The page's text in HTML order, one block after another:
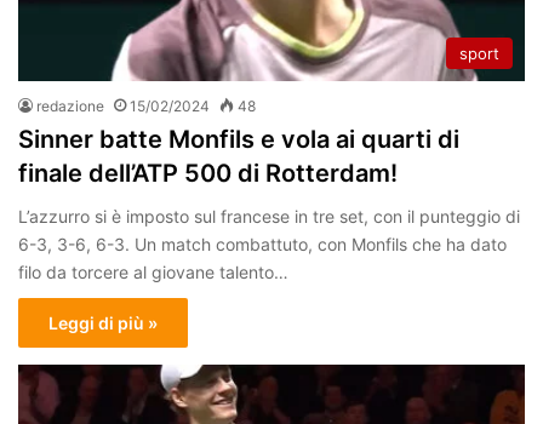
sport
redazione 15/02/2024 48
Sinner batte Monfils e vola ai quarti di
finale dell’ATP 500 di Rotterdam!
L’azzurro si è imposto sul francese in tre set, con il punteggio di
6-3, 3-6, 6-3. Un match combattuto, con Monfils che ha dato
filo da torcere al giovane talento…
Leggi di più »